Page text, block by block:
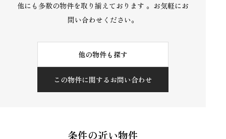
他にも多数の物件を取り揃えております 。お気軽にお
問い合わせください。
他の物件も探す
この物件に関するお問い合わせ
条件の近い物件